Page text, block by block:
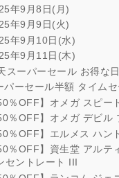
年9月8日(月)
年9月9日(火)
年9月10日(水)
年9月11日(木)
スーパーセール お得な日
パーセール半額 タイム
50％OFF】オメガ スピー
50％OFF】オメガ デビル
50％OFF】エルメス ハン
50％OFF】資生堂 アル
セントレート III